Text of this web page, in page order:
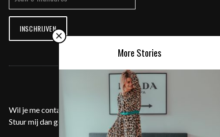
More Stories
INSCHRIJVEN
CONTACT ME
Wil je me contacteren voor een samenwerking of aanvraag?
Stuur mij dan gerust een e-mail opcontact@justyentl.com